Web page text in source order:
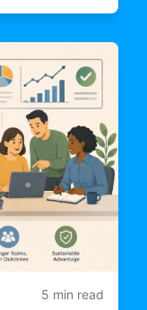
5 min read